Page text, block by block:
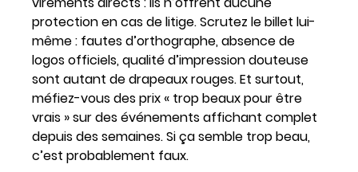
protection en cas de litige. Scrutez le billet lui-
même : fautes d’orthographe, absence de
logos officiels, qualité d’impression douteuse
sont autant de drapeaux rouges. Et surtout,
méfiez-vous des prix « trop beaux pour être
vrais » sur des événements affichant complet
depuis des semaines. Si ça semble trop beau,
c’est probablement faux.